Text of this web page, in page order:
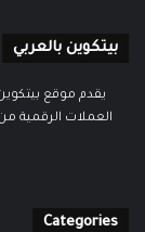
بيتكوين بالعربي
يقدم موقع
العملات الرقمية
Categories